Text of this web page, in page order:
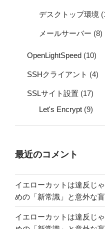
デスクトップ環境
メールサーバー (8)
OpenLightSpeed (10)
SSHクライアント (4)
SSLサイト設置 (17)
Let's Encrypt (9)
最近のコメント
イエローカットは違反じ
めの「新常識」と意外な
イエローカットは違反じ